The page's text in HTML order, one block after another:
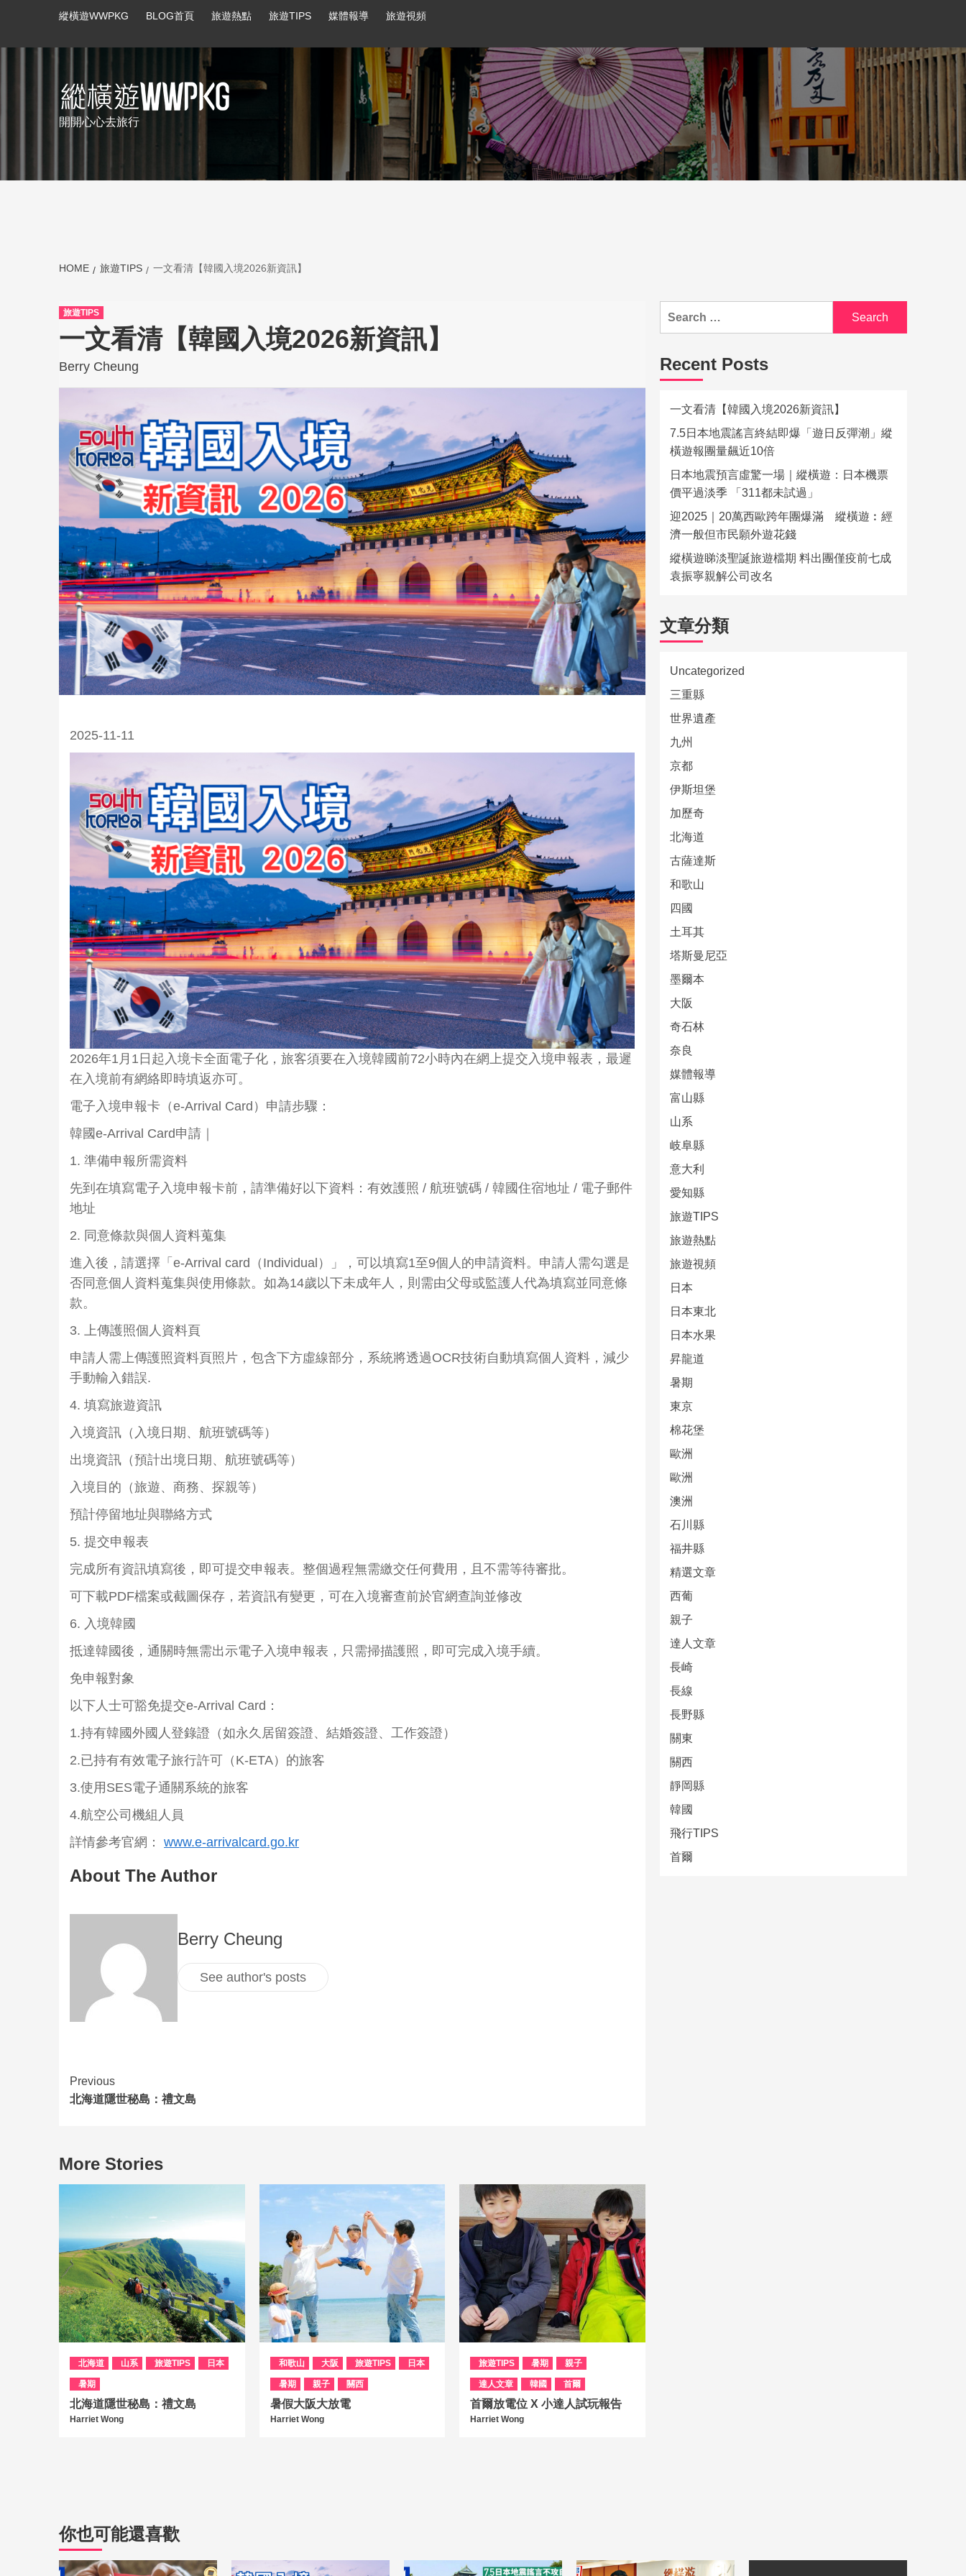
縱橫遊WWPKG BLOG首頁 旅遊熱點 旅遊TIPS 媒體報導 旅遊視頻
開開心心去旅行
HOME 旅遊TIPS 一文看清【韓國入境2026新資訊】
旅遊TIPS
一文看清【韓國入境2026新資訊】
Berry Cheung
2025-11-11
2026年1月1日起入境卡全面電子化，旅客須要在入境韓國前72小時內在網上提交入境申報表，最遲
在入境前有網絡即時填返亦可。
電子入境申報卡（e-Arrival Card）申請步驟：
韓國e-Arrival Card申請｜
1. 準備申報所需資料
先到在填寫電子入境申報卡前，請準備好以下資料：有效護照 / 航班號碼 / 韓國住宿地址 / 電子郵件
地址
2. 同意條款與個人資料蒐集
進入後，請選擇「e-Arrival card（Individual）」，可以填寫1至9個人的申請資料。申請人需勾選是
否同意個人資料蒐集與使用條款。如為14歲以下未成年人，則需由父母或監護人代為填寫並同意條
款。
3. 上傳護照個人資料頁
申請人需上傳護照資料頁照片，包含下方虛線部分，系統將透過OCR技術自動填寫個人資料，減少
手動輸入錯誤.
4. 填寫旅遊資訊
入境資訊（入境日期、航班號碼等）
出境資訊（預計出境日期、航班號碼等）
入境目的（旅遊、商務、探親等）
預計停留地址與聯絡方式
5. 提交申報表
完成所有資訊填寫後，即可提交申報表。整個過程無需繳交任何費用，且不需等待審批。
可下載PDF檔案或截圖保存，若資訊有變更，可在入境審查前於官網查詢並修改
6. 入境韓國
抵達韓國後，通關時無需出示電子入境申報表，只需掃描護照，即可完成入境手續。
免申報對象
以下人士可豁免提交e-Arrival Card：
1.持有韓國外國人登錄證（如永久居留簽證、結婚簽證、工作簽證）
2.已持有有效電子旅行許可（K-ETA）的旅客
3.使用SES電子通關系統的旅客
4.航空公司機組人員
詳情參考官網： www.e-arrivalcard.go.kr
About The Author
Berry Cheung
See author's posts
Previous
北海道隱世秘島：禮文島
More Stories
北海道 山系 旅遊TIPS 日本
暑期
北海道隱世秘島：禮文島
Harriet Wong
和歌山 大阪 旅遊TIPS 日本
暑期 親子 關西
暑假大阪大放電
Harriet Wong
旅遊TIPS 暑期 親子
達人文章 韓國 首爾
首爾放電位 X 小達人試玩報告
Harriet Wong
Recent Posts
一文看清【韓國入境2026新資訊】
7.5日本地震謠言終結即爆「遊日反彈潮」縱
橫遊報團量飆近10倍
日本地震預言虛驚一場｜縱橫遊：日本機票
價平過淡季 「311都未試過」
迎2025｜20萬西歐跨年團爆滿 縱橫遊︰經
濟一般但市民願外遊花錢
縱橫遊睇淡聖誕旅遊檔期 料出團僅疫前七成
袁振寧親解公司改名
文章分類
Uncategorized
三重縣
世界遺產
九州
京都
伊斯坦堡
加歷奇
北海道
古薩達斯
和歌山
四國
土耳其
塔斯曼尼亞
墨爾本
大阪
奇石林
奈良
媒體報導
富山縣
山系
岐阜縣
意大利
愛知縣
旅遊TIPS
旅遊熱點
旅遊視頻
日本
日本東北
日本水果
昇龍道
暑期
東京
棉花堡
歐洲
歐洲
澳洲
石川縣
福井縣
精選文章
西葡
親子
達人文章
長崎
長線
長野縣
關東
關西
靜岡縣
韓國
飛行TIPS
首爾
你也可能還喜歡